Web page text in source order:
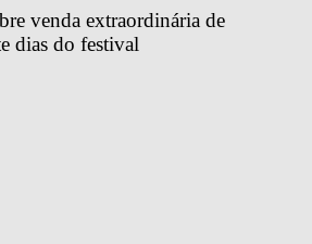
venda extraordinária de
dias do festival